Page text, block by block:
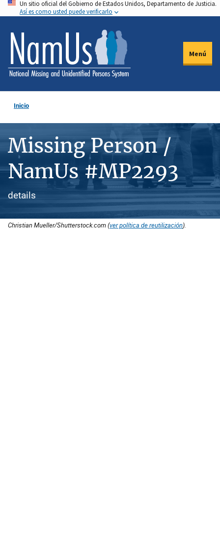
Pasar
al
contenido
principal
Un sitio oficial del Gobierno de Estados Unidos, Departamento de Justicia.
Así es como usted puede verificarlo
Menú
Inicio
Missing Person /
NamUs #MP2293
details
Christian Mueller/Shutterstock.com (ver política de reutilización).